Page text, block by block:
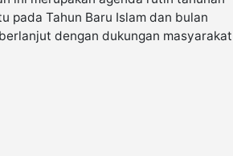
pada Tahun Baru Islam dan bulan
dengan dukungan masyarakat